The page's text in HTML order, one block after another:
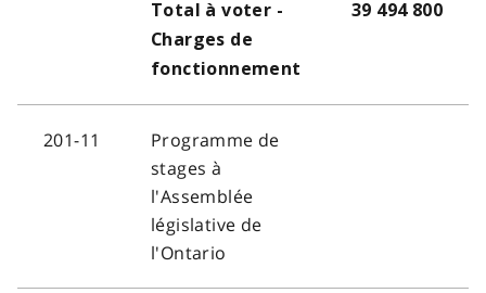
Total à voter -
Charges de
fonctionnement
39 494 800
201-11
Programme de
stages à
l'Assemblée
législative de
l'Ontario